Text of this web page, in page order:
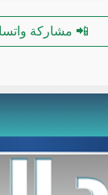
📲 مشاركة